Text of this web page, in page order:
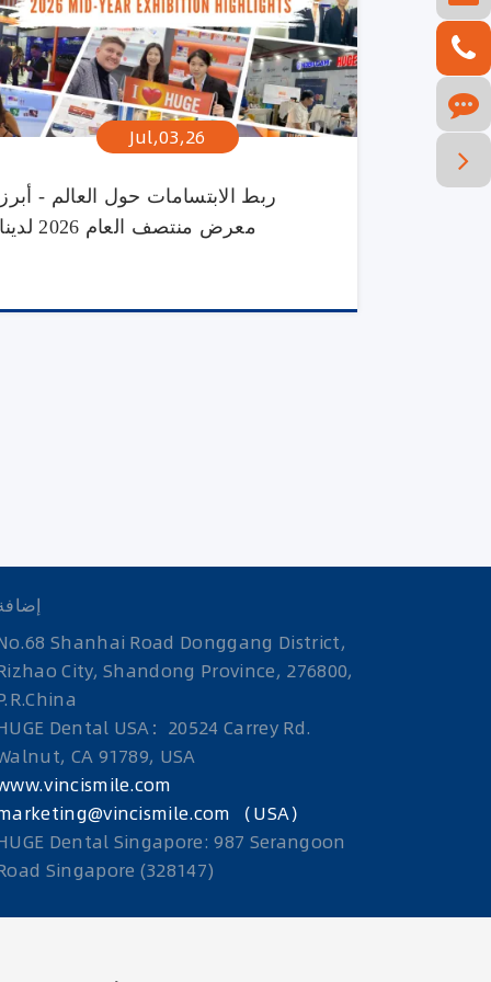
Jul,03,26
ربط الابتسامات حول العالم - أبرز
معرض منتصف العام 2026 لدينا
Shanhai Road Donggang District,
City, Shandong Province, 276800,
Dental USA：20524 Carrey Rd.
CA 91789, USA
（USA）
Dental Singapore: 987 Serangoon
Singapore (328147)